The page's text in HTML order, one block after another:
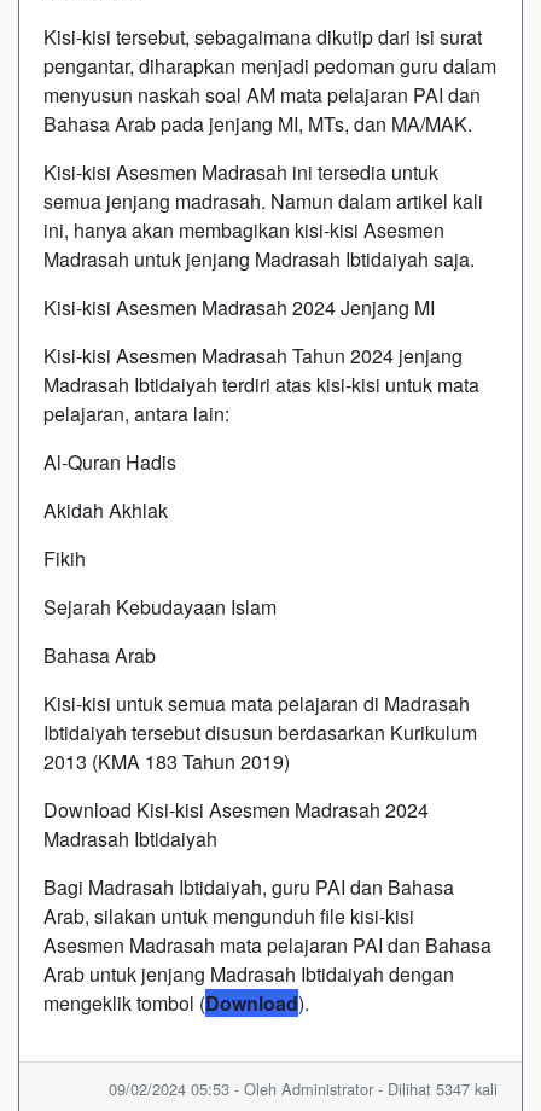
Kisi-kisi tersebut, sebagaimana dikutip dari isi surat
pengantar, diharapkan menjadi pedoman guru dalam
menyusun naskah soal AM mata pelajaran PAI dan
Bahasa Arab pada jenjang MI, MTs, dan MA/MAK.
Kisi-kisi Asesmen Madrasah ini tersedia untuk
semua jenjang madrasah. Namun dalam artikel kali
ini, hanya akan membagikan kisi-kisi Asesmen
Madrasah untuk jenjang Madrasah Ibtidaiyah saja.
Kisi-kisi Asesmen Madrasah 2024 Jenjang MI
Kisi-kisi Asesmen Madrasah Tahun 2024 jenjang
Madrasah Ibtidaiyah terdiri atas kisi-kisi untuk mata
pelajaran, antara lain:
Al-Quran Hadis
Akidah Akhlak
Fikih
Sejarah Kebudayaan Islam
Bahasa Arab
Kisi-kisi untuk semua mata pelajaran di Madrasah
Ibtidaiyah tersebut disusun berdasarkan Kurikulum
2013 (KMA 183 Tahun 2019)
Download Kisi-kisi Asesmen Madrasah 2024
Madrasah Ibtidaiyah
Bagi Madrasah Ibtidaiyah, guru PAI dan Bahasa
Arab, silakan untuk mengunduh file kisi-kisi
Asesmen Madrasah mata pelajaran PAI dan Bahasa
Arab untuk jenjang Madrasah Ibtidaiyah dengan
mengeklik tombol (Download).
09/02/2024 05:53 - Oleh Administrator - Dilihat 5347 kali